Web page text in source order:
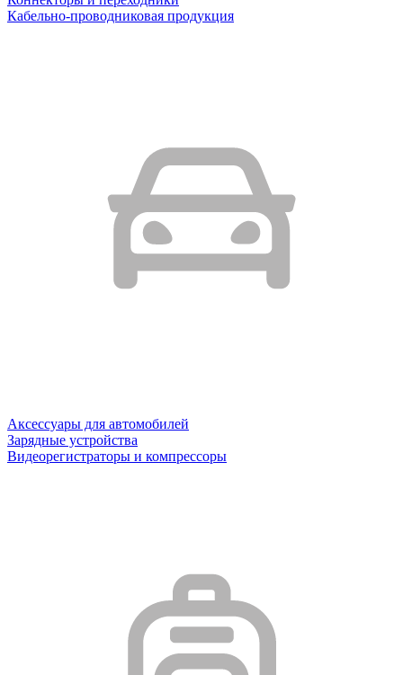
Кабельно-проводниковая продукция
Аксессуары для автомобилей
Зарядные устройства
Видеорегистраторы и компрессоры